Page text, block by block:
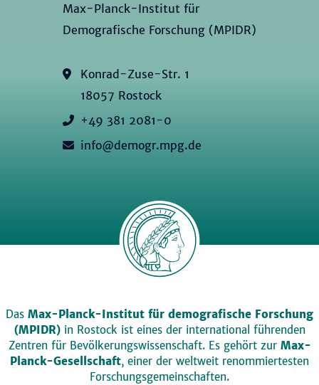
Max-Planck-Institut für
Demografische Forschung (MPIDR)
Konrad-Zuse-Str. 1
18057 Rostock
+49 381 2081-0
info@demogr.mpg.de
Das Max-Planck-Institut für demografische Forschung
(MPIDR)in Rostock ist eines der international führenden
Zentren für Bevölkerungswissenschaft. Es gehört zur Max-
Planck-Gesellschaft, einer der weltweit renommiertesten
Forschungsgemeinschaften.